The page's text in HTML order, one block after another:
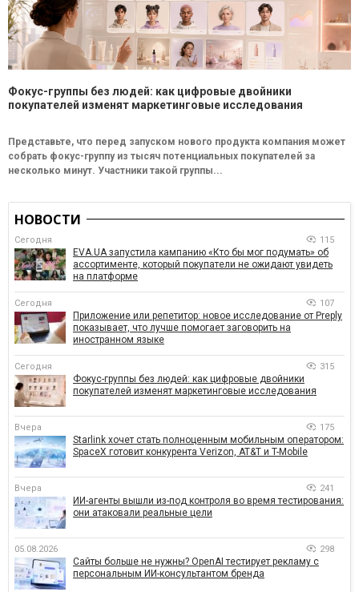
Фокус-группы без людей: как цифровые двойники
покупателей изменят маркетинговые исследования
Представьте, что перед запуском нового продукта компания может
собрать фокус-группу из тысяч потенциальных покупателей за
несколько минут. Участники такой группы...
НОВОСТИ
Сегодня 115
EVA.UA запустила кампанию «Кто бы мог подумать» об
ассортименте, который покупатели не ожидают увидеть
на платформе
Сегодня 107
Приложение или репетитор: новое исследование от Preply
показывает, что лучше помогает заговорить на
иностранном языке
Сегодня 315
Фокус-группы без людей: как цифровые двойники
покупателей изменят маркетинговые исследования
Вчера 175
Starlink хочет стать полноценным мобильным оператором:
SpaceX готовит конкурента Verizon, AT&T и T-Mobile
Вчера 241
ИИ-агенты вышли из-под контроля во время тестирования:
они атаковали реальные цели
05.08.2026 298
Сайты больше не нужны? OpenAI тестирует рекламу с
персональным ИИ-консультантом бренда